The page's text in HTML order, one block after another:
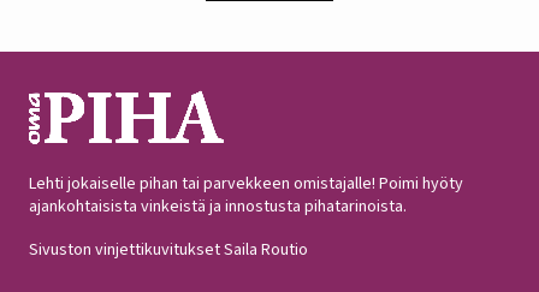
Lehti jokaiselle pihan tai parvekkeen omistajalle! Poimi hyöty
ajankohtaisista vinkeistä ja innostusta pihatarinoista.
Sivuston vinjettikuvitukset Saila Routio